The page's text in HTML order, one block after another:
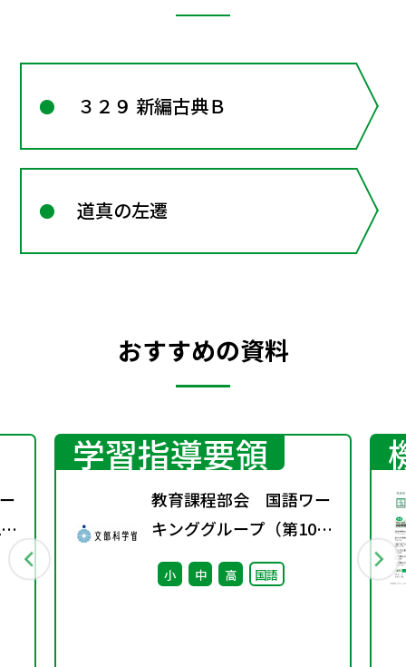
３２９ 新編古典Ｂ
道真の左遷
おすすめの資料
学習指導要領
教育課程部会 国語ワー
キンググループ（第10
回） 配付資料
小 中 高 国語